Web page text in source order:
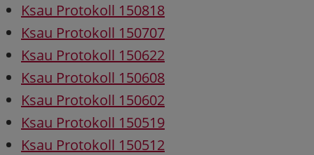
Ksau Protokoll 150818
Ksau Protokoll 150707
Ksau Protokoll 150622
Ksau Protokoll 150608
Ksau Protokoll 150602
Ksau Protokoll 150519
Ksau Protokoll 150512